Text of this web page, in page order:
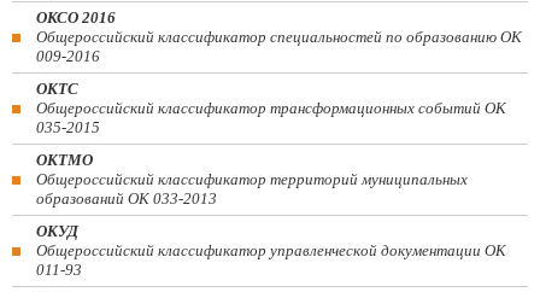
ОКСО 2016
Общероссийский классификатор специальностей по образованию ОК
009-2016
ОКТС
Общероссийский классификатор трансформационных событий ОК
035-2015
ОКТМО
Общероссийский классификатор территорий муниципальных
образований ОК 033-2013
ОКУД
Общероссийский классификатор управленческой документации ОК
011-93